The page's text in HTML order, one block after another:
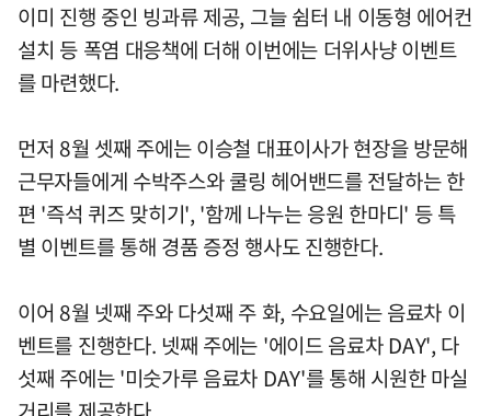
이미 진행 중인 빙과류 제공, 그늘 쉼터 내 이동형 에어컨
설치 등 폭염 대응책에 더해 이번에는 더위사냥 이벤트
를 마련했다.
먼저 8월 셋째 주에는 이승철 대표이사가 현장을 방문해
근무자들에게 수박주스와 쿨링 헤어밴드를 전달하는 한
편 '즉석 퀴즈 맞히기', '함께 나누는 응원 한마디' 등 특
별 이벤트를 통해 경품 증정 행사도 진행한다.
이어 8월 넷째 주와 다섯째 주 화, 수요일에는 음료차 이
벤트를 진행한다. 넷째 주에는 '에이드 음료차 DAY', 다
섯째 주에는 '미숫가루 음료차 DAY'를 통해 시원한 마실